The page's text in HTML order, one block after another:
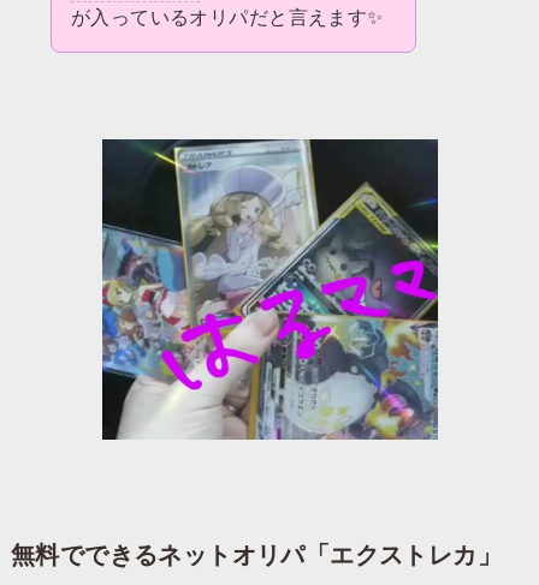
が入っているオリパだと言えます✨
無料でできるネットオリパ「エクストレカ」